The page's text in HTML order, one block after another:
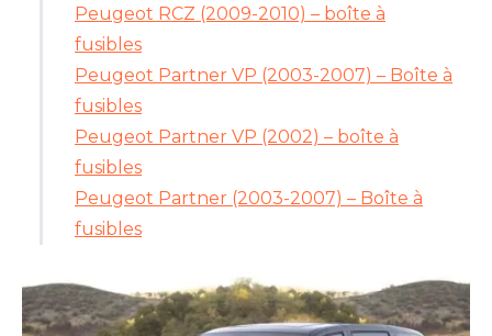
Peugeot RCZ (2009-2010) – boîte à
fusibles
Peugeot Partner VP (2003-2007) – Boîte à
fusibles
Peugeot Partner VP (2002) – boîte à
fusibles
Peugeot Partner (2003-2007) – Boîte à
fusibles